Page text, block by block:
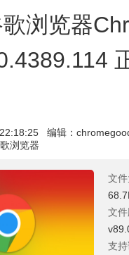
浏览器
编辑：
浏览器
文件
文件
支